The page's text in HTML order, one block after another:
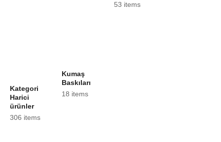
53 items
Kategori
Harici
ürünler
306 items
Kumaş
Baskıları
18 items